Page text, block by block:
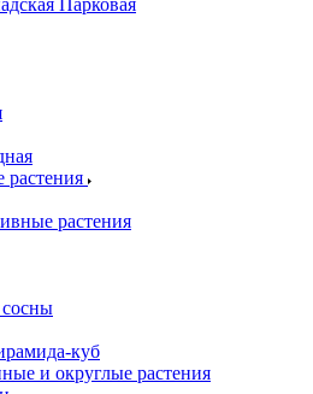
Парковая
растения
куб
и округлые растения